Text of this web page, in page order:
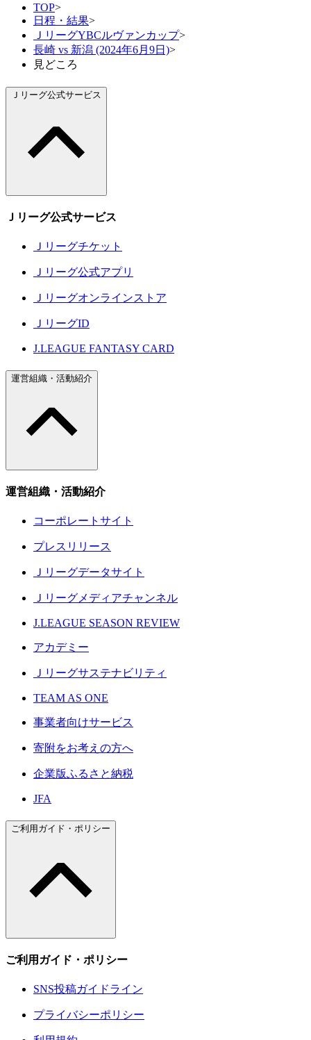
TOP>
日程・結果>
ＪリーグYBCルヴァンカップ>
長崎 vs 新潟 (2024年6月9日)>
見どころ
Ｊリーグ公式サービス
Ｊリーグ公式サービス
Ｊリーグチケット
Ｊリーグ公式アプリ
Ｊリーグオンラインストア
ＪリーグID
J.LEAGUE FANTASY CARD
運営組織・活動紹介
運営組織・活動紹介
コーポレートサイト
プレスリリース
Ｊリーグデータサイト
Ｊリーグメディアチャンネル
J.LEAGUE SEASON REVIEW
アカデミー
Ｊリーグサステナビリティ
TEAM AS ONE
事業者向けサービス
寄附をお考えの方へ
企業版ふるさと納税
JFA
ご利用ガイド・ポリシー
ご利用ガイド・ポリシー
SNS投稿ガイドライン
プライバシーポリシー